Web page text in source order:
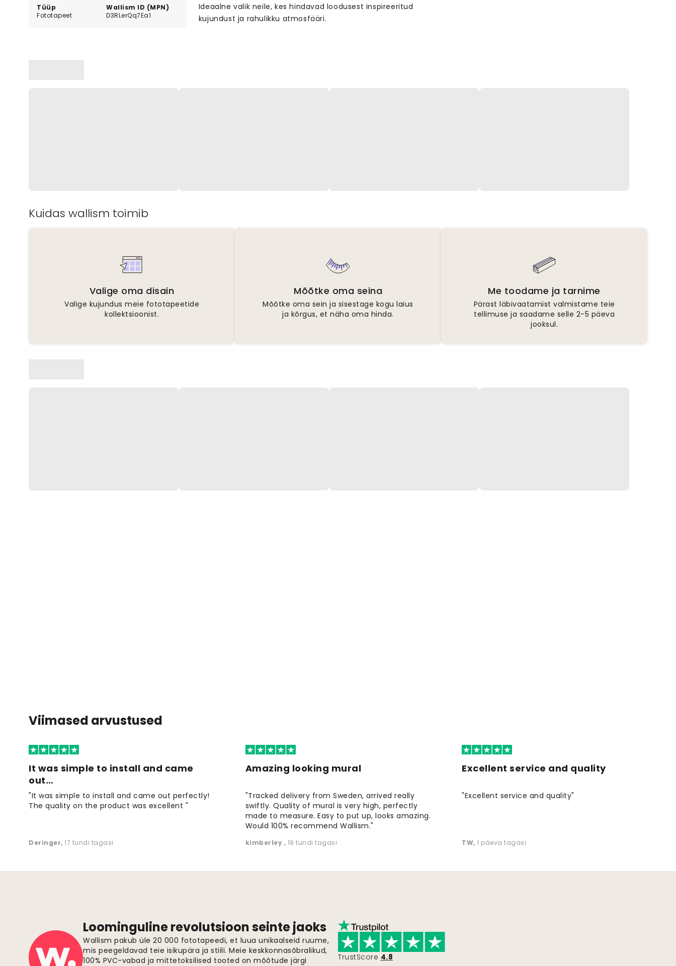
Tüüp
Fototapeet
Wallism ID (MPN)
D3RLerQq7Ea1
Ideaalne valik neile, kes hindavad loodusest inspireeritud
kujundust ja rahulikku atmosfääri.
Kuidas wallism toimib
Valige oma disain
Valige kujundus meie fototapeetide
kollektsioonist.
Mõõtke oma seina
Mõõtke oma sein ja sisestage kogu laius
ja kõrgus, et näha oma hinda.
Me toodame ja tarnime
Pärast läbivaatamist valmistame teie
tellimuse ja saadame selle 2-5 päeva
jooksul.
Viimased arvustused
It was simple to install and came
out…
"It was simple to install and came out perfectly!
The quality on the product was excellent "
Deringer, 17 tundi tagasi
Amazing looking mural
"Tracked delivery from Sweden, arrived really
swiftly. Quality of mural is very high, perfectly
made to measure. Easy to put up, looks amazing.
Would 100% recommend Wallism."
kimberley , 19 tundi tagasi
Excellent service and quality
"Excellent service and quality"
TW, 1 päeva tagasi
Loominguline revolutsioon seinte jaoks
Wallism pakub üle 20 000 fototapeedi, et luua unikaalseid ruume,
mis peegeldavad teie isikupära ja stiili. Meie keskkonnasõbralikud,
100% PVC-vabad ja mittetoksilised tooted on mõõtude järgi
TrustScore 4.8